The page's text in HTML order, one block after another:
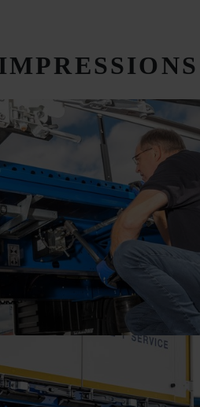
finish